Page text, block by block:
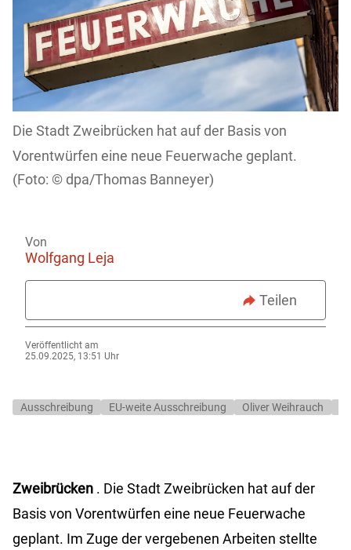
Die Stadt Zweibrücken hat auf der Basis von
Vorentwürfen eine neue Feuerwache geplant.
dpa/Thomas Banneyer)
Von
Wolfgang Leja
Teilen
Veröffentlicht am
25.09.2025, 13:51 Uhr
Ausschreibung EU-weite Ausschreibung Oliver Weihrauch
Zweibrücken . Die Stadt Zweibrücken hat auf der
Basis von Vorentwürfen eine neue Feuerwache
geplant. Im Zuge der vergebenen Arbeiten stellte